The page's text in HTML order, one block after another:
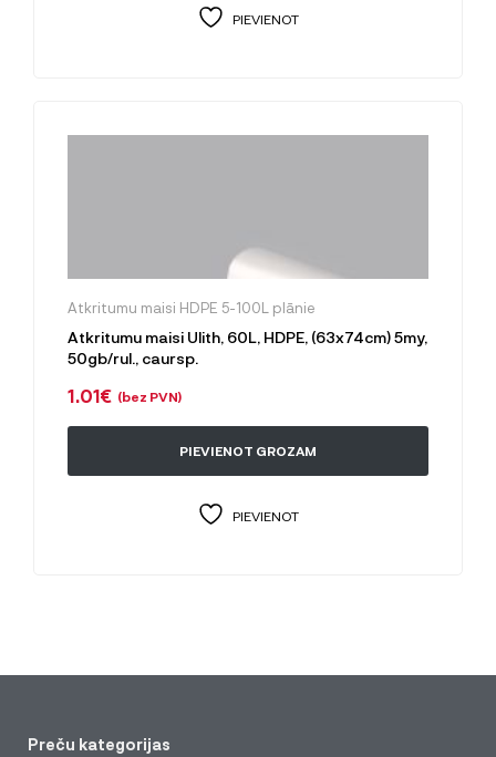
PIEVIENOT
Atkritumu maisi HDPE 5-100L plānie
Atkritumu maisi Ulith, 60L, HDPE, (63x74cm) 5my,
50gb/rul., caursp.
1.01€ (bez PVN)
PIEVIENOT GROZAM
PIEVIENOT
Preču kategorijas